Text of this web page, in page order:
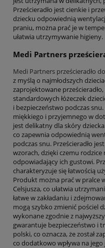
Prześcieradło jest cienkie i
dziecku odpowiednią
praniu, można prać je w
ułatwia utrzymywanie higieny.
Medi Partners
Medi Partners prześcieradło
z myślą o najmłodszych
zaprojektowane
standardowych łóżeczek
i bezpieczeństwo podczas
miękkiego i przyjemnego w
jest delikatny dla skóry
co zapewnia odpowiednią
podczas snu. Prześcieradło
wzorach, dzięki czemu
odpowiadający ich gustowi.
charakteryzuje się łatwością
Produkt można prać w pralce
Celsjusza, co ułatwia
łatwe w zakładaniu i
mogą szybko zmienić pościel
wykonane zgodnie z
gwarantuje bezpieczeństwo i
polski, co oznacza, że został
co dodatkowo wpływa na jego